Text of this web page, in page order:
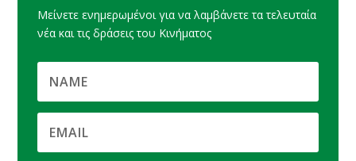
Μείνετε ενημερωμένοι για να λαμβάνετε τα τελευταία
νέα και τις δράσεις του Κινήματος